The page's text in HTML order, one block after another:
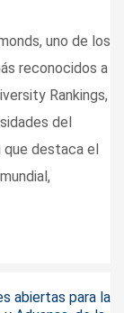
uno de los
reconocidos a
Rankings,
del
que destaca el